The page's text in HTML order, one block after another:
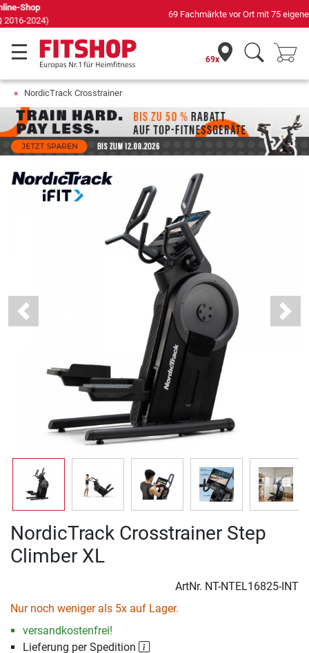
69 Fachmärkte vor Ort mit 75 eigenen Servicetechnikern
69x
NordicTrack Crosstrainer
Previous Next
NordicTrack Crosstrainer Step
Climber XL
ArtNr. NT-NTEL16825-INT
Nur noch weniger als 5x auf Lager.
versandkostenfrei!
Lieferung per Spedition